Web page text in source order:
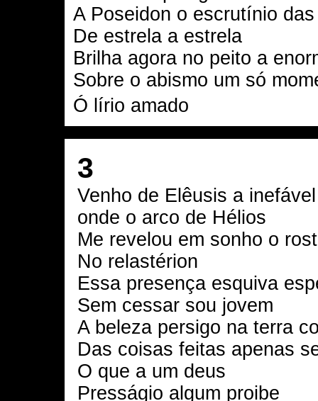
A Poseidon o escrutínio
De estrela a estrela
Brilha agora no peito a
Sobre o abismo um só
Ó lírio amado
3
Venho de Elêusis a inefável
onde o arco de Hélios
Me revelou em sonho o
No relastérion
Essa presença esquiva
Sem cessar sou jovem
A beleza persigo na terra
Das coisas feitas apenas
O que a um deus
Presságio algum proibe